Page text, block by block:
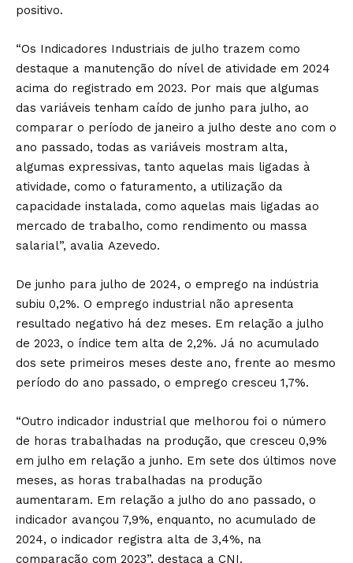
positivo.
“Os Indicadores Industriais de julho trazem como
destaque a manutenção do nível de atividade em 2024
acima do registrado em 2023. Por mais que algumas
das variáveis tenham caído de junho para julho, ao
comparar o período de janeiro a julho deste ano com o
ano passado, todas as variáveis mostram alta,
algumas expressivas, tanto aquelas mais ligadas à
atividade, como o faturamento, a utilização da
capacidade instalada, como aquelas mais ligadas ao
mercado de trabalho, como rendimento ou massa
salarial”, avalia Azevedo.
De junho para julho de 2024, o emprego na indústria
subiu 0,2%. O emprego industrial não apresenta
resultado negativo há dez meses. Em relação a julho
de 2023, o índice tem alta de 2,2%. Já no acumulado
dos sete primeiros meses deste ano, frente ao mesmo
período do ano passado, o emprego cresceu 1,7%.
“Outro indicador industrial que melhorou foi o número
de horas trabalhadas na produção, que cresceu 0,9%
em julho em relação a junho. Em sete dos últimos nove
meses, as horas trabalhadas na produção
aumentaram. Em relação a julho do ano passado, o
indicador avançou 7,9%, enquanto, no acumulado de
2024, o indicador registra alta de 3,4%, na
comparação com 2023”, destaca a CNI.